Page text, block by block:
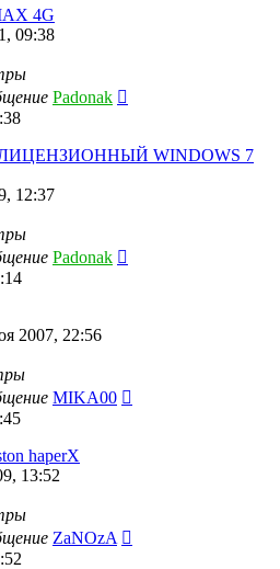
4G
09:38
Padonak
ЛИЦЕНЗИОННЫЙ WINDOWS 7
12:37
Padonak
2007, 22:56
MIKA00
haperX
13:52
ZaNOzA